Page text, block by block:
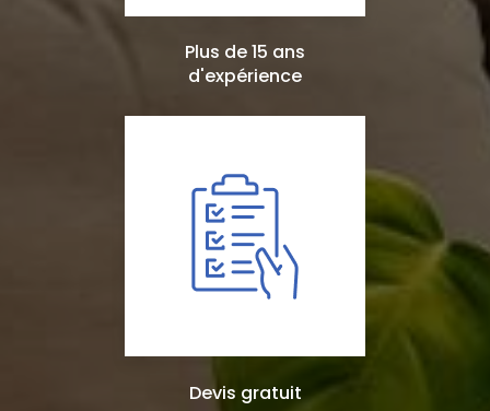
Plus de 15 ans
d'expérience
Devis gratuit